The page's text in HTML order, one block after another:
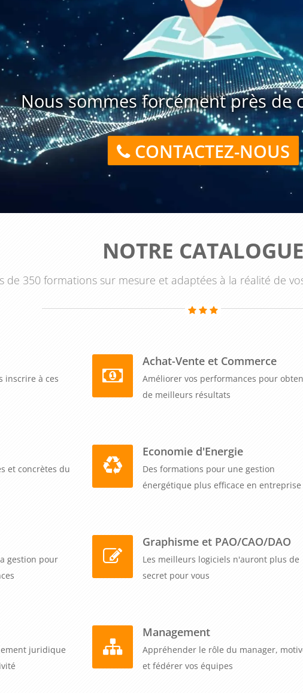
Nous sommes forcément près de
CONTACTEZ-NOUS
NOTRE CATALOGUE
de 350 formations sur mesure et adaptées à la réalité de
inscrire à ces
Achat-Vente et Commerce
Améliorer vos performances pour
de meilleurs résultats
et concrètes du
Economie d'Energie
Des formations pour une gestion
énergétique plus efficace en entreprise
gestion pour
Graphisme et PAO/CAO/DAO
Les meilleurs logiciels n'auront plus de
secret pour vous
juridique
Management
Appréhender le rôle du manager,
et fédérer vos équipes